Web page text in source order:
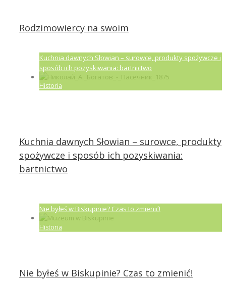
Rodzimowiercy na swoim
Kuchnia dawnych Słowian – surowce, produkty spożywcze i
sposób ich pozyskiwania: bartnictwo
Historia
Kuchnia dawnych Słowian – surowce, produkty
spożywcze i sposób ich pozyskiwania:
bartnictwo
Nie byłeś w Biskupinie? Czas to zmienić!
Historia
Nie byłeś w Biskupinie? Czas to zmienić!